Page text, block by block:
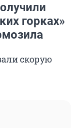
горках»
скорую